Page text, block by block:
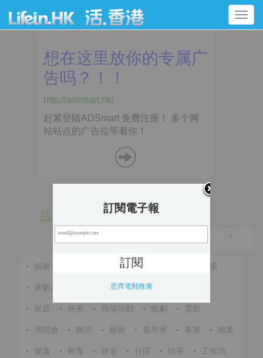
Toggle
navigation
活 動
• 娛樂 • 節慶 音樂
• 著數及優惠 • 體育 •
• 家庭 • 慈善 • 商場活動 • 戲劇 • 電影
• 演唱會 • 舞蹈 • 藝術 • 嘉年華 • 車展 • 物業
• 健康 • 教育 • 旅遊 • 社區 • 比賽 • 工作坊
訂閱電子報
思齊電郵推廣